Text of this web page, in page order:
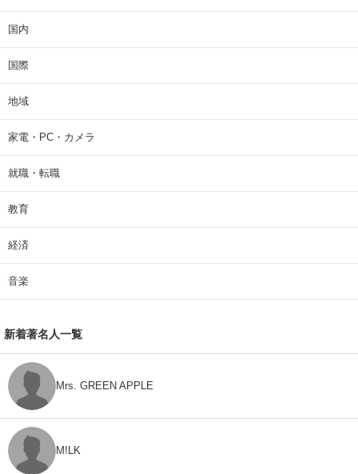
国内
国際
地域
家電・PC・カメラ
就職・転職
教育
経済
音楽
新着著名人一覧
Mrs. GREEN APPLE
M!LK